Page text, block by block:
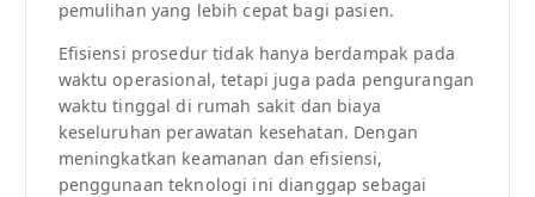
pemulihan yang lebih cepat bagi pasien.
Efisiensi prosedur tidak hanya berdampak pada
waktu operasional, tetapi juga pada pengurangan
waktu tinggal di rumah sakit dan biaya
keseluruhan perawatan kesehatan. Dengan
meningkatkan keamanan dan efisiensi,
penggunaan teknologi ini dianggap sebagai